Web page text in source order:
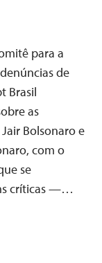
para a
de
Brasil
as
Bolsonaro e
com o
se
críticas —…